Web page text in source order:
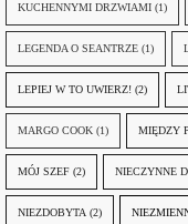
KUCHENNYMI DRZWIAMI (1)
LEGENDA O SEANTRZE (1)
LEPIEJ W TO UWIERZ! (2)
MARGO COOK (1) MIĘDZY
MÓJ SZEF (2) NIECZYNNE
NIEZDOBYTA (2)